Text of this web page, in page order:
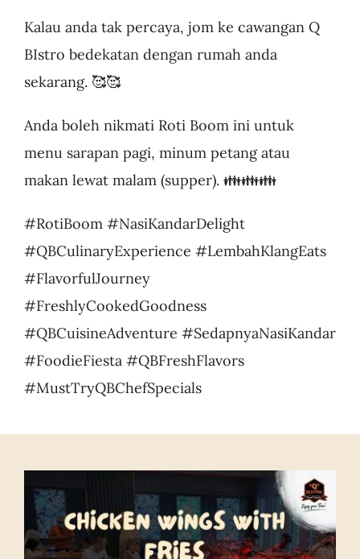
Kalau anda tak percaya, jom ke cawangan Q
BIstro bedekatan dengan rumah anda
sekarang. 🥰🥰
Anda boleh nikmati Roti Boom ini untuk
menu sarapan pagi, minum petang atau
makan lewat malam (supper). 👪👪👪
#RotiBoom #NasiKandarDelight
#QBCulinaryExperience #LembahKlangEats
#FlavorfulJourney
#FreshlyCookedGoodness
#QBCuisineAdventure #SedapnyaNasiKandar
#FoodieFiesta #QBFreshFlavors
#MustTryQBChefSpecials